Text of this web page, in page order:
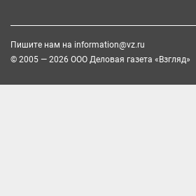
Пишите нам на information@vz.ru
© 2005 — 2026 ООО Деловая газета «Взгляд»